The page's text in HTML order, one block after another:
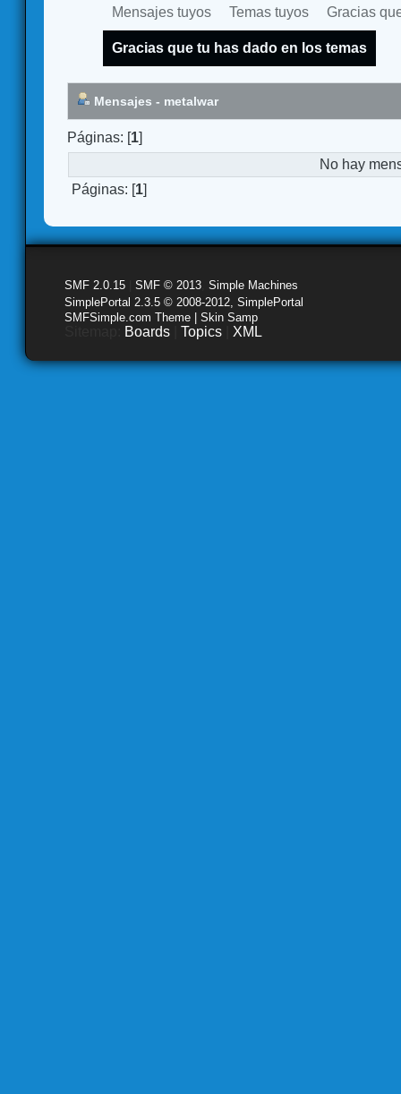
Mensajes tuyos Temas tuyos Gracias
Gracias que tu has dado en los temas
Mensajes - metalwar
Páginas: [1]
No hay
Páginas: [1]
SMF 2.0.15 SMF © 2013 Simple Machines
SimplePortal 2.3.5 © 2008-2012, SimplePortal
SMFSimple.com Theme | Skin Samp
Boards Topics XML